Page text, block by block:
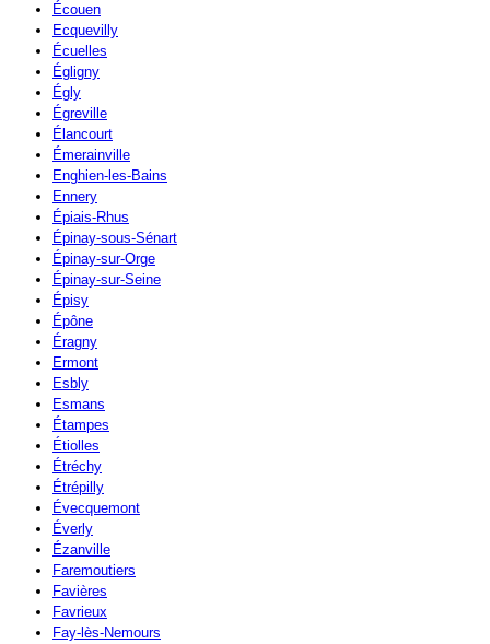
Écouen
Ecquevilly
Écuelles
Égligny
Égly
Égreville
Élancourt
Émerainville
Enghien-les-Bains
Ennery
Épiais-Rhus
Épinay-sous-Sénart
Épinay-sur-Orge
Épinay-sur-Seine
Épisy
Épône
Éragny
Ermont
Esbly
Esmans
Étampes
Étiolles
Étréchy
Étrépilly
Évecquemont
Éverly
Ézanville
Faremoutiers
Favières
Favrieux
Fay-lès-Nemours